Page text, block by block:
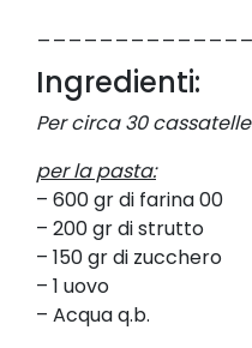
Ingredienti:
Per circa 30 cassatelle
per la pasta:
– 600 gr di farina 00
– 200 gr di strutto
– 150 gr di zucchero
– 1 uovo
– Acqua q.b.